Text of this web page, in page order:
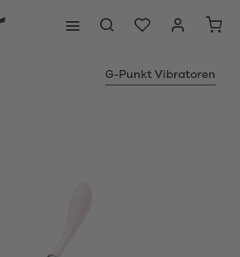
G-Punkt Vibratoren